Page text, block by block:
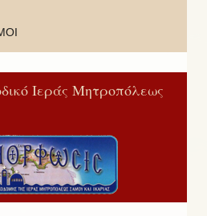
Ιεράς Μητροπόλεως